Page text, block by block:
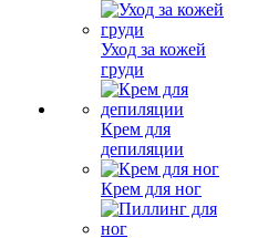
Уход за кожей
груди
Крем для
депиляции
Крем для ног